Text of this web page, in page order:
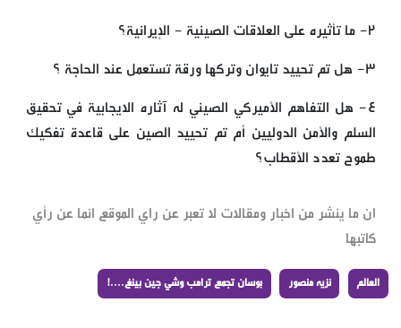
٢- ما تأثيره على العلاقات الصينية - الإيرانية؟
٣- هل تم تحييد تايوان وتركها ورقة تستعمل عند الحاجة ؟
٤- هل التفاهم الأميركي الصيني له آثاره الايجابية في تحقيق
السلم والأمن الدوليين أم تم تحييد الصين على قاعدة تفكيك
طموح تعدد الأقطاب؟
ان ما ينشر من اخبار ومقالات لا تعبر عن راي الموقع انما عن رأي
كاتبها
العالم نزيه منصور بوسان تجمع ترامب وشي جين بينغ....!